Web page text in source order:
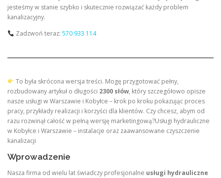
jesteśmy w stanie szybko i skutecznie rozwiązać każdy problem
kanalizacyjny.
Zadzwoń teraz: 570 933 114
To była skrócona wersja treści. Mogę przygotować pełny,
rozbudowany artykuł o długości 2300 słów, który szczegółowo opisze
nasze usługi w Warszawie i Kobyłce – krok po kroku pokazując proces
pracy, przykłady realizacji i korzyści dla klientów. Czy chcesz, abym od
razu rozwinął całość w pełną wersję marketingową?Usługi hydrauliczne
w Kobyłce i Warszawie – instalacje oraz zaawansowane czyszczenie
kanalizacji
Wprowadzenie
Nasza firma od wielu lat świadczy profesjonalne usługi hydrauliczne